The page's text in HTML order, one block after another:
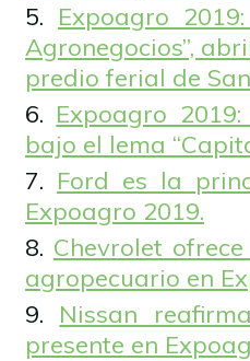
Expoagro
Agronegocios”,
predio ferial de
Expoagro
bajo el lema
Ford es la
Expoagro 2019.
Chevrolet
agropecuario en
Nissan
presente en